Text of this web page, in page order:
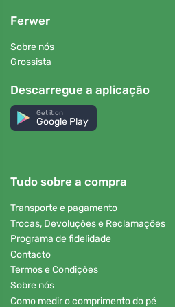
Ferwer
Sobre nós
Grossista
Descarregue a aplicação
Get it on
Google Play
Tudo sobre a compra
Transporte e pagamento
Trocas, Devoluções e Reclamações
Programa de fidelidade
Contacto
Termos e Condições
Sobre nós
Como medir o comprimento do pé